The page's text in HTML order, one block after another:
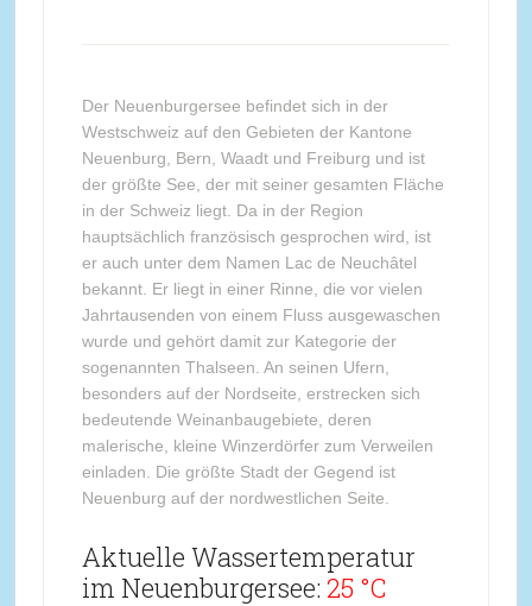
Der Neuenburgersee befindet sich in der
Westschweiz auf den Gebieten der Kantone
Neuenburg, Bern, Waadt und Freiburg und ist
der größte See, der mit seiner gesamten Fläche
in der Schweiz liegt. Da in der Region
hauptsächlich französisch gesprochen wird, ist
er auch unter dem Namen Lac de Neuchâtel
bekannt. Er liegt in einer Rinne, die vor vielen
Jahrtausenden von einem Fluss ausgewaschen
wurde und gehört damit zur Kategorie der
sogenannten Thalseen. An seinen Ufern,
besonders auf der Nordseite, erstrecken sich
bedeutende Weinanbaugebiete, deren
malerische, kleine Winzerdörfer zum Verweilen
einladen. Die größte Stadt der Gegend ist
Neuenburg auf der nordwestlichen Seite.
Aktuelle Wassertemperatur
im Neuenburgersee: 25 °C